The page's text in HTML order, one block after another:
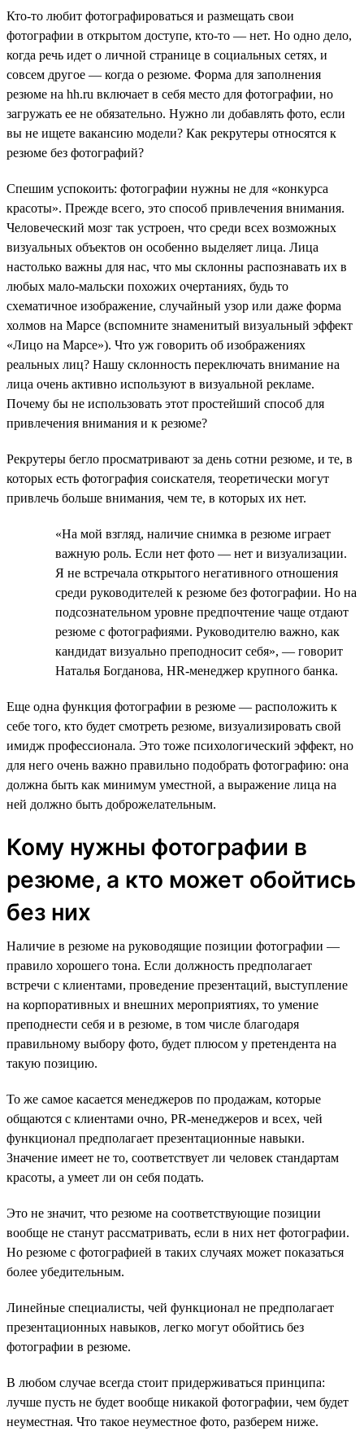
Кто-то любит фотографироваться и размещать свои
фотографии в открытом доступе, кто-то — нет. Но одно дело,
когда речь идет о личной странице в социальных сетях, и
совсем другое — когда о резюме. Форма для заполнения
резюме на hh.ru включает в себя место для фотографии, но
загружать ее не обязательно. Нужно ли добавлять фото, если
вы не ищете вакансию модели? Как рекрутеры относятся к
резюме без фотографий?
Спешим успокоить: фотографии нужны не для «конкурса
красоты». Прежде всего, это способ привлечения внимания.
Человеческий мозг так устроен, что среди всех возможных
визуальных объектов он особенно выделяет лица. Лица
настолько важны для нас, что мы склонны распознавать их в
любых мало-мальски похожих очертаниях, будь то
схематичное изображение, случайный узор или даже форма
холмов на Марсе (вспомните знаменитый визуальный эффект
«Лицо на Марсе»). Что уж говорить об изображениях
реальных лиц? Нашу склонность переключать внимание на
лица очень активно используют в визуальной рекламе.
Почему бы не использовать этот простейший способ для
привлечения внимания и к резюме?
Рекрутеры бегло просматривают за день сотни резюме, и те, в
которых есть фотография соискателя, теоретически могут
привлечь больше внимания, чем те, в которых их нет.
«На мой взгляд, наличие снимка в резюме играет
важную роль. Если нет фото — нет и визуализации.
Я не встречала открытого негативного отношения
среди руководителей к резюме без фотографии. Но на
подсознательном уровне предпочтение чаще отдают
резюме с фотографиями. Руководителю важно, как
кандидат визуально преподносит себя», — говорит
Наталья Богданова, HR-менеджер крупного банка.
Еще одна функция фотографии в резюме — расположить к
себе того, кто будет смотреть резюме, визуализировать свой
имидж профессионала. Это тоже психологический эффект, но
для него очень важно правильно подобрать фотографию: она
должна быть как минимум уместной, а выражение лица на
ней должно быть доброжелательным.
Кому нужны фотографии в
резюме, а кто может обойтись
без них
Наличие в резюме на руководящие позиции фотографии —
правило хорошего тона. Если должность предполагает
встречи с клиентами, проведение презентаций, выступление
на корпоративных и внешних мероприятиях, то умение
преподнести себя и в резюме, в том числе благодаря
правильному выбору фото, будет плюсом у претендента на
такую позицию.
То же самое касается менеджеров по продажам, которые
общаются с клиентами очно, PR-менеджеров и всех, чей
функционал предполагает презентационные навыки.
Значение имеет не то, соответствует ли человек стандартам
красоты, а умеет ли он себя подать.
Это не значит, что резюме на соответствующие позиции
вообще не станут рассматривать, если в них нет фотографии.
Но резюме с фотографией в таких случаях может показаться
более убедительным.
Линейные специалисты, чей функционал не предполагает
презентационных навыков, легко могут обойтись без
фотографии в резюме.
В любом случае всегда стоит придерживаться принципа:
лучше пусть не будет вообще никакой фотографии, чем будет
неуместная. Что такое неуместное фото, разберем ниже.